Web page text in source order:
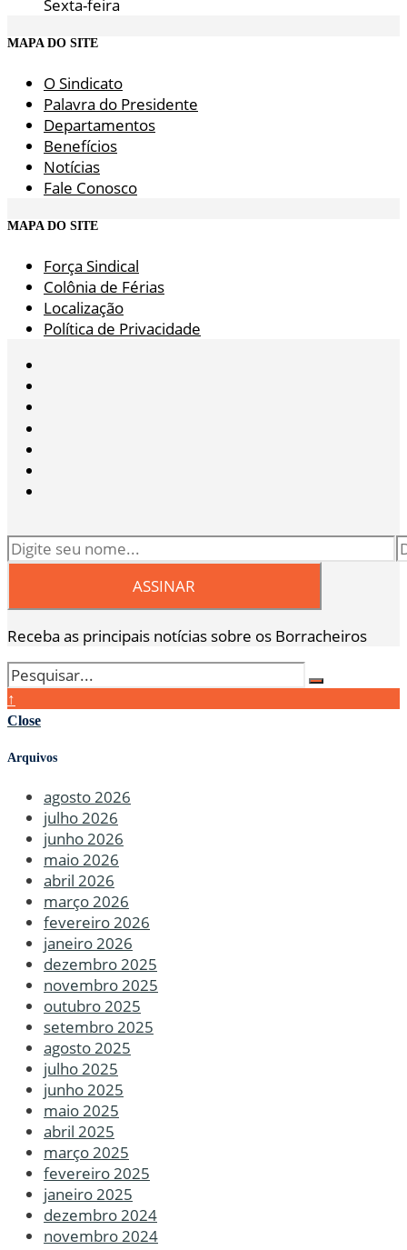
Sexta-feira
MAPA DO SITE
O Sindicato
Palavra do Presidente
Departamentos
Benefícios
Notícias
Fale Conosco
MAPA DO SITE
Força Sindical
Colônia de Férias
Localização
Política de Privacidade
Receba as principais notícias sobre os Borracheiros
↑
Close
Arquivos
agosto 2026
julho 2026
junho 2026
maio 2026
abril 2026
março 2026
fevereiro 2026
janeiro 2026
dezembro 2025
novembro 2025
outubro 2025
setembro 2025
agosto 2025
julho 2025
junho 2025
maio 2025
abril 2025
março 2025
fevereiro 2025
janeiro 2025
dezembro 2024
novembro 2024